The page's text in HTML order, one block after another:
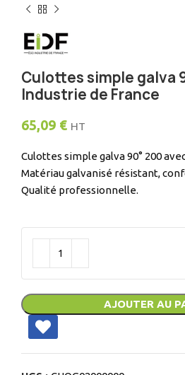
Culottes simple galva
Industrie de France
65,09 € HT
Culottes simple galva 90° 200
Matériau galvanisé résistant,
Qualité professionnelle.
AJOUTER AU